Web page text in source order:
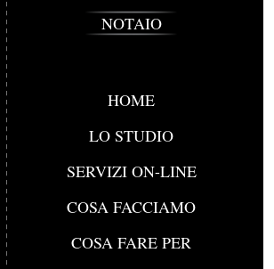
NOTAIO
HOME
LO STUDIO
SERVIZI ON-LINE
COSA FACCIAMO
COSA FARE PER